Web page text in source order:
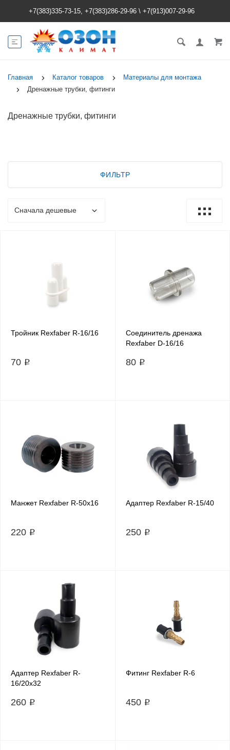
+7(383)335-73-15, +7(383)286-29-96 \ +7(913)007-29-96
Главная Каталог товаров
Материалы для монтажа
Дренажные трубки, фитинги
Дренажные трубки, фитинги
ФИЛЬТР
Тройник Rexfaber R-16/16
70 ₽
Соединитель дренажа
Rexfaber D-16/16
80 ₽
Манжет Rexfaber R-50х16
220 ₽
Адаптер Rexfaber R-15/40
250 ₽
Адаптер Rexfaber R-
16/20х32
260 ₽
Фитинг Rexfaber R-6
450 ₽